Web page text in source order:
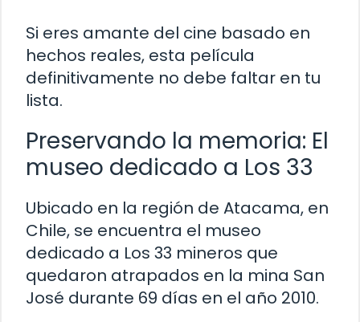
Si eres amante del cine basado en
hechos reales, esta película
definitivamente no debe faltar en tu
lista.
Preservando la memoria: El
museo dedicado a Los 33
Ubicado en la región de Atacama, en
Chile, se encuentra el museo
dedicado a Los 33 mineros que
quedaron atrapados en la mina San
José durante 69 días en el año 2010.